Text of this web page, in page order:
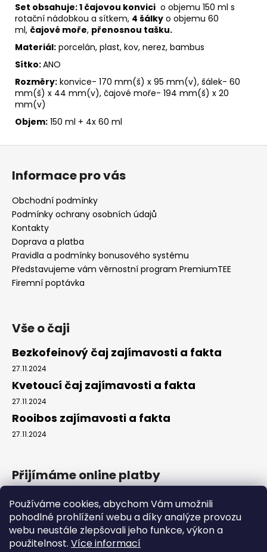
Používáme cookies, abychom Vám umožnili
pohodlné prohlížení webu a díky analýze provozu
webu neustále zlepšovali jeho funkce, výkon a
použitelnost. Více informací
Set obsahuje: 1 čajovou konvici o objemu 150 ml s
rotační nádobkou a sítkem, 4 šálky o objemu 60
ml, čajové moře, přenosnou tašku.
Materiál: porcelán, plast, kov, nerez, bambus
Sítko:ANO
Rozměry: konvice- 170 mm(š) x 95 mm(v), šálek- 60
mm(š) x 44 mm(v), čajové moře- 194 mm(š) x 20
mm(v)
Objem: 150 ml + 4x 60 ml
Z
Informace pro vás
Obchodní podmínky
Podmínky ochrany osobních údajů
Kontakty
Doprava a platba
Pravidla a podmínky bonusového systému
Představujeme vám věrnostní program PremiumTEE
Firemní poptávka
Vše o čaji
Bezkofeinový čaj zajímavosti a fakta
27.11.2024
Kvetoucí čaj zajímavosti a fakta
27.11.2024
Rooibos zajímavosti a fakta
27.11.2024
Přijímáme online platby